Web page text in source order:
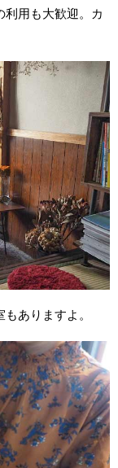
利用も大歓迎。カ
ありますよ。